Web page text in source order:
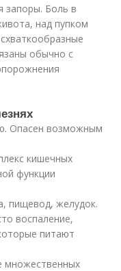
запоры. Боль в
над пупком
обычно с
Опасен возможным
кишечных
функции
пищевод, желудок.
воспаление,
питают
множественных